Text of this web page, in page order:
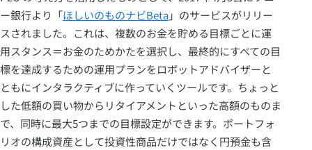
ー銀行より「ほしいのものナビBeta」のサービスがリリー
スされました。これは、複数のお金を貯める目標ごとに運
用スタンス＝お金のためかたを選択し、最終的にすべての目
標を達成するための運用プランをロボットアドバイザーと
ともにインタラクティブに作っていくツールです。ちょっと
した低額の買い物からリタイアメントといった高額のものま
で、同時に最大5つまでの目標設定ができます。ポートフォ
リオの構成資産として投資性商品だけではなく円預金も含